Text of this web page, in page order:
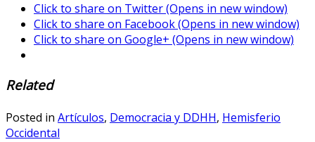
Click to share on Twitter (Opens in new window)
Click to share on Facebook (Opens in new window)
Click to share on Google+ (Opens in new window)
Related
Posted in Artículos, Democracia y DDHH, Hemisferio
Occidental